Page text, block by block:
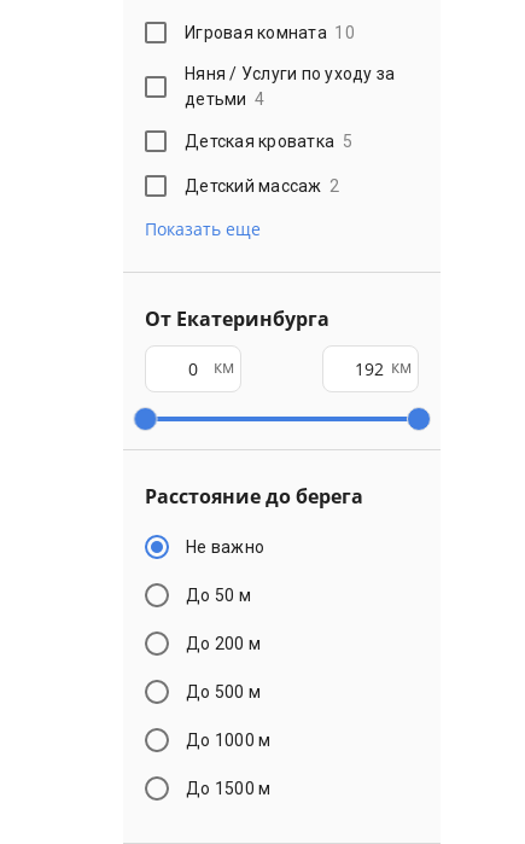
Игровая комната 10
Няня / Услуги по уходу за
детьми 4
Детская кроватка 5
Детский массаж 2
Показать еще
От Екатеринбурга
км км
Расстояние до берега
Не важно
До 50 м
До 200 м
До 500 м
До 1000 м
До 1500 м